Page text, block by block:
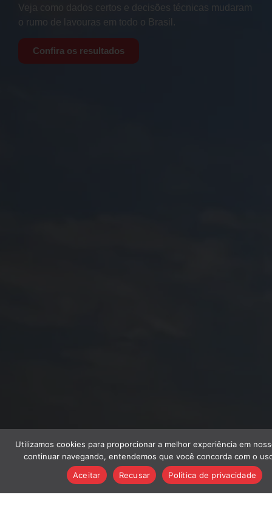
Veja como dados certos e decisões técnicas mudaram
o rumo de lavouras em todo o Brasil.
Confira os resultados
Utilizamos cookies para proporcionar a melhor experiência em
continuar navegando, entendemos que você concorda com o
Aceitar
Recusar Política de privacidade